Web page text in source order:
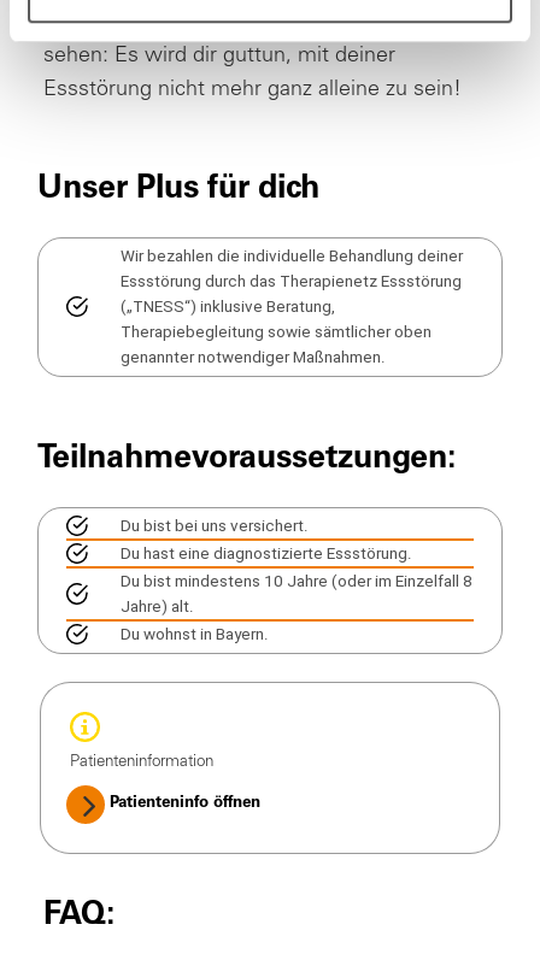
Wohlgefühl und Lebensqualität. Du wirst
sehen: Es wird dir guttun, mit deiner
Essstörung nicht mehr ganz alleine zu sein!
Unser Plus für dich
Wir bezahlen die individuelle Behandlung deiner
Essstörung durch das Therapienetz Essstörung
(„TNESS“) inklusive Beratung,
Therapiebegleitung sowie sämtlicher oben
genannter notwendiger Maßnahmen.
Teilnahmevoraussetzungen:
Du bist bei uns versichert.
Du hast eine diagnostizierte Essstörung.
Du bist mindestens 10 Jahre (oder im Einzelfall 8
Jahre) alt.
Du wohnst in Bayern.
Patienteninformation
Patienteninfo öffnen
FAQ: